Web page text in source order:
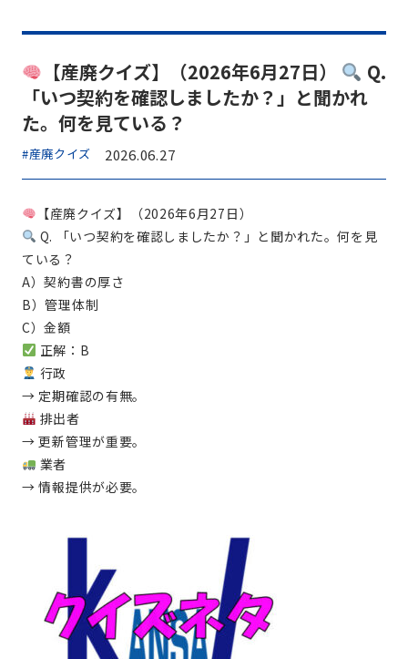
【産廃クイズ】（2026年6月27日）
Q.
「いつ契約を確認しましたか？」と聞かれ
た。何を見ている？
#産廃クイズ 2026.06.27
【産廃クイズ】（2026年6月27日）
Q. 「いつ契約を確認しましたか？」と聞かれた。何を見
ている？
A）契約書の厚さ
B）管理体制
C）金額
正解：B
行政
→ 定期確認の有無。
排出者
→ 更新管理が重要。
業者
→ 情報提供が必要。